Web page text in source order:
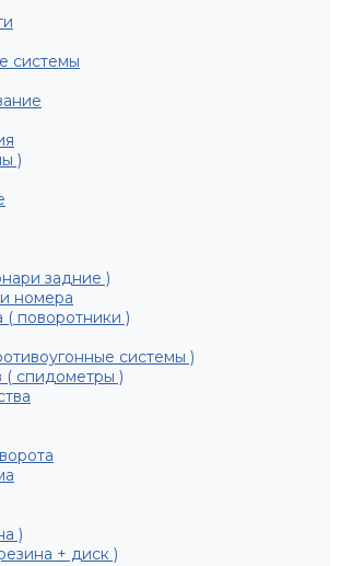
системы
)
задние )
номера
( поворотники )
системы )
спидометры )
)
+ диск )